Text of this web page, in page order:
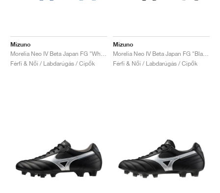
Mizuno
Férfi & Női / Labdarúgás / Cipők
Mizuno
Férfi & Női / Labdarúgás / Cipők